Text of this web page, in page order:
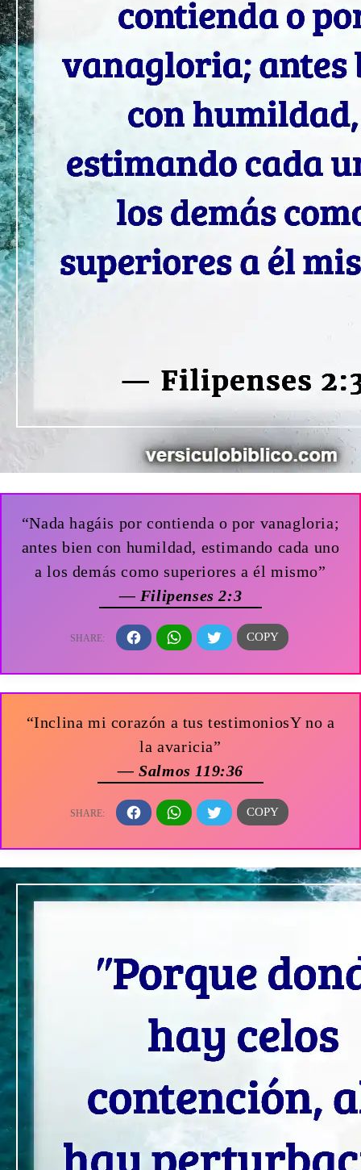
“Nada hagáis por contienda o por vanagloria;
antes bien con humildad, estimando cada uno
a los demás como superiores a él mismo”
— Filipenses 2:3
“Inclina mi corazón a tus testimoniosY no a
la avaricia”
— Salmos 119:36